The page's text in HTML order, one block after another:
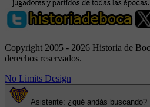
Copyright 2005 - 2026 Historia de
derechos reservados.
No Limits Design
Asistente: ¿qué andás buscando?